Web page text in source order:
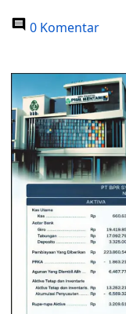
0 Komentar